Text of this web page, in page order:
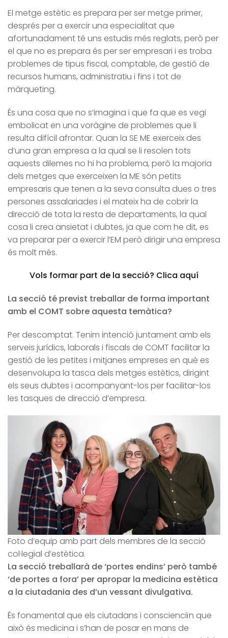
El metge estètic es prepara per ser metge primer,
després per a exercir una especialitat que
afortunadament té uns estudis més reglats, però per
el que no es prepara és per ser empresari i es troba
problemes de tipus fiscal, comptable, de gestió de
recursos humans, administratiu i fins i tot de
màrqueting.
És una cosa que no s’imagina i que fa que es vegi
embolicat en una voràgine de problemes que li
resulta difícil afrontar. Quan la SE ME exerceix des
d’una gran empresa a la qual se li resolen tots
aquests dilemes no hi ha problema, però la majoria
dels metges que exerceixen la ME són petits
empresaris que tenen a la seva consulta dues o tres
persones assalariades i el mateix ha de cobrir la
direcció de tota la resta de departaments, la qual
cosa li crea ansietat i dubtes, ja que com he dit, es
va preparar per a exercir l’EM però dirigir una empresa
és molt més.
Vols formar part de la secció? Clica aquí
La secció té previst treballar de forma important
amb el COMT sobre aquesta temàtica?
Per descomptat. Tenim intenció juntament amb els
serveis jurídics, laborals i fiscals de COMT facilitar la
gestió de les petites i mitjanes empreses en què es
desenvolupa la tasca dels metges estètics, dirigint
els seus dubtes i acompanyant-los per facilitar-los
les tasques de direcció d’empresa.
Foto d’equip amb part dels membres de la secció
col·legial d’estètica.
La secció treballarà de ‘portes endins’ però també
‘de portes a fora’ per apropar la medicina estètica
a la ciutadania des d’un vessant divulgativa.
És fonamental que els ciutadans i conscienciïn que
això és medicina i s’han de posar en mans de